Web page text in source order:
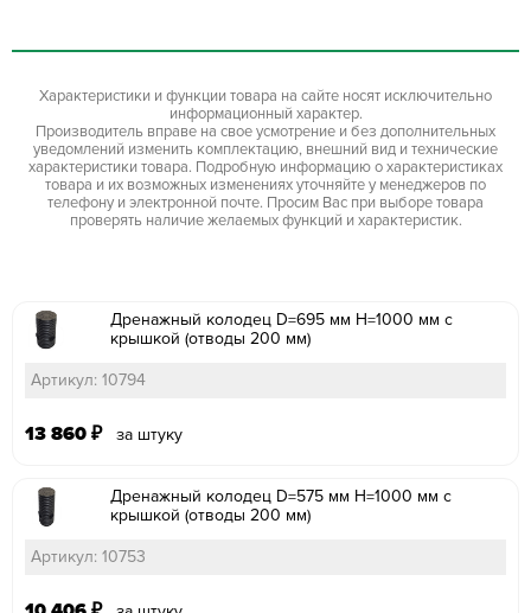
Характеристики и функции товара на сайте носят исключительно
информационный характер.
Производитель вправе на свое усмотрение и без дополнительных
уведомлений изменить комплектацию, внешний вид и технические
характеристики товара. Подробную информацию о характеристиках
товара и их возможных изменениях уточняйте у менеджеров по
телефону и электронной почте. Просим Вас при выборе товара
проверять наличие желаемых функций и характеристик.
Дренажный колодец D=695 мм H=1000 мм с
крышкой (отводы 200 мм)
Артикул: 10794
13 860 ₽ за штуку
Дренажный колодец D=575 мм H=1000 мм с
крышкой (отводы 200 мм)
Артикул: 10753